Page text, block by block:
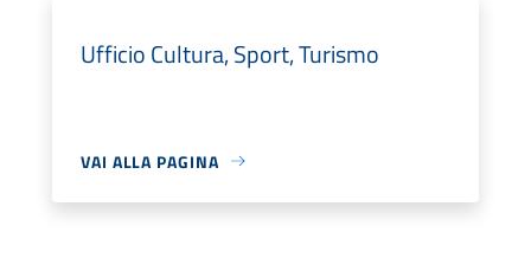
Ufficio Cultura, Sport, Turismo
VAI ALLA PAGINA